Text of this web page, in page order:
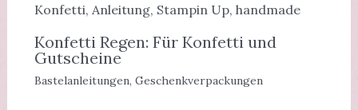
Konfetti Regen: Für Konfetti und
Gutscheine
Bastelanleitungen, Geschenkverpackungen